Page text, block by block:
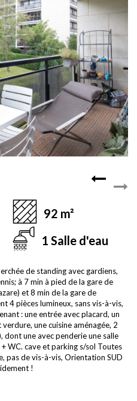
92 m²
1 Salle d'eau
de standing avec gardiens,
à 7 min à pied de la gare de
et 8 min de la gare de
4 pièces lumineux, sans vis-à-vis,
: une entrée avec placard, un
une cuisine aménagée, 2
dont une avec penderie une salle
WC. cave et parking s/sol Toutes
pas de vis-à-vis, Orientation SUD
!